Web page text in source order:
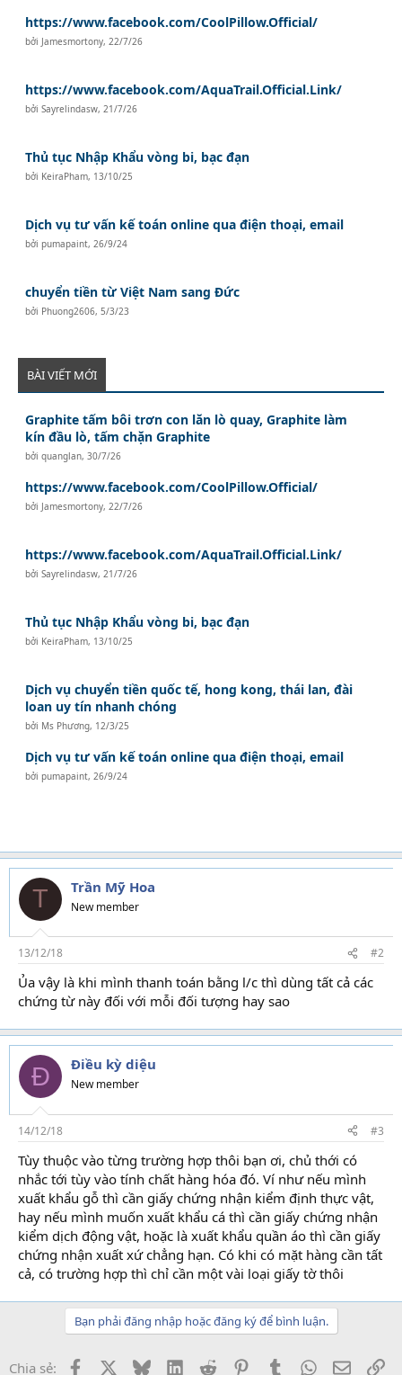
https://www.facebook.com/CoolPillow.Official/
bởi Jamesmortony, 22/7/26
https://www.facebook.com/AquaTrail.Official.Link/
bởiSayrelindasw, 21/7/26
Thủ tục Nhập Khẩu vòng bi, bạc đạn
bởi KeiraPham, 13/10/25
Dịch vụ tư vấn kế toán online qua điện thoại, email
bởipumapaint, 26/9/24
chuyển tiền từ Việt Nam sang Đức
bởi Phuong2606, 5/3/23
BÀI VIẾT MỚI
Graphite tấm bôi trơn con lăn lò quay, Graphite làm
kín đầu lò, tấm chặn Graphite
bởiquanglan,30/7/26
https://www.facebook.com/CoolPillow.Official/
bởi Jamesmortony, 22/7/26
https://www.facebook.com/AquaTrail.Official.Link/
bởiSayrelindasw, 21/7/26
Thủ tục Nhập Khẩu vòng bi, bạc đạn
bởi KeiraPham, 13/10/25
Dịch vụ chuyển tiền quốc tế, hong kong, thái lan, đài
loan uy tín nhanh chóng
bởi Ms Phương, 12/3/25
Dịch vụ tư vấn kế toán online qua điện thoại, email
bởipumapaint, 26/9/24
T Trần Mỹ Hoa
New member
13/12/18 #2
Ủa vậy là khi mình thanh toán bằng l/c thì dùng tất cả các
chứng từ này đối với mỗi đối tượng hay sao
Đ Điều kỳ diệu
New member
14/12/18 #3
Tùy thuộc vào từng trường hợp thôi bạn ơi, chủ thới có
nhắc tới tùy vào tính chất hàng hóa đó. Ví như nếu mình
xuất khẩu gỗ thì cần giấy chứng nhận kiểm định thực vật,
hay nếu mình muốn xuất khẩu cá thì cần giấy chứng nhận
kiểm dịch động vật, hoặc là xuất khẩu quần áo thì cần giấy
chứng nhận xuất xứ chẳng hạn. Có khi có mặt hàng cần tất
cả, có trường hợp thì chỉ cần một vài loại giấy tờ thôi
Bạn phải đăng nhập hoặc đăng ký để bình luận.
Chia sẻ: Facebook BlueskyLinkedInReddit PinterestTumblrWhatsApp
Email